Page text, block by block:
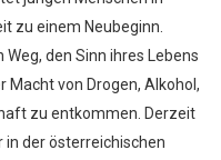
zu einem Neubeginn.
den Sinn ihres Lebens
Macht von Drogen, Alkohol,
zu entkommen. Derzeit
in der österreichischen